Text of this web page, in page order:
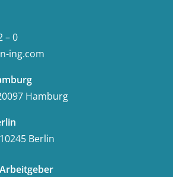
– 0
ing.com
Hamburg
Berlin